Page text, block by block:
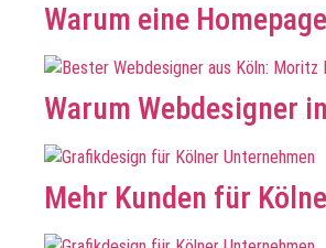
Warum eine
Warum Webdesigner
Mehr Kunden für